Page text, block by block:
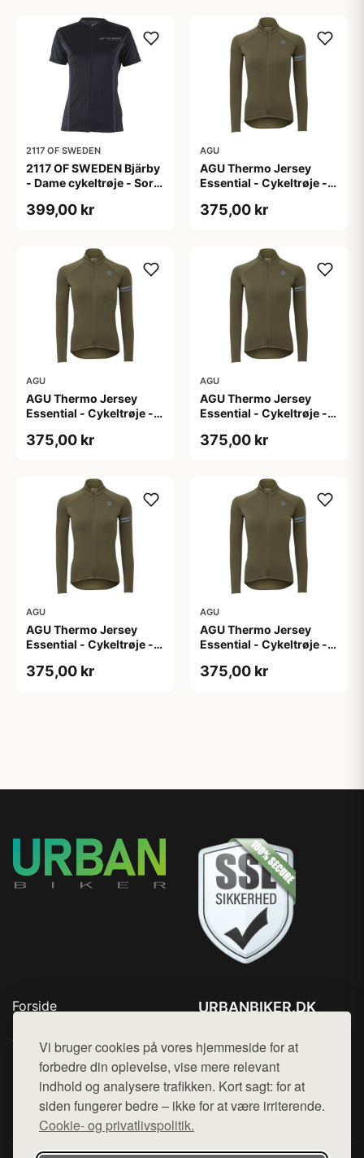
Vi bruger cookies på vores hjemmeside for at
forbedre din oplevelse, vise mere relevant
indhold og analysere trafikken. Kort sagt: for at
siden fungerer bedre – ikke for at være irriterende.
Cookie- og privatlivspolitik.
2117 OF SWEDEN
2117 OF SWEDEN Bjärby
- Dame cykeltrøje - Sort
399,00 kr
AGU
AGU Thermo Jersey
Essential - Cykeltrøje -
L
375,00 kr
AGU
AGU Thermo Jersey
Essential - Cykeltrøje -
M
375,00 kr
AGU
AGU Thermo Jersey
Essential - Cykeltrøje -
S
375,00 kr
AGU
AGU Thermo Jersey
Essential - Cykeltrøje -
XL
375,00 kr
AGU
AGU Thermo Jersey
Essential - Cykeltrøje -
XXL
375,00 kr
Forside
Top Rabatter
Blog
Kontakt
URBANBIKER.DK
Mail: hej@want.dk
Cookie- og privatlivspolitik